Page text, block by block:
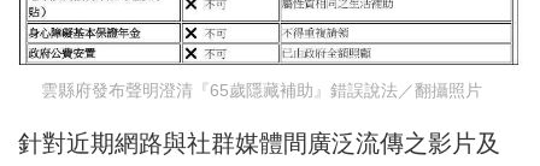
雲縣府發布聲明澄清『65歲隱藏補助』錯誤說法／翻攝照片
針對近期網路與社群媒體間廣泛流傳之影片及